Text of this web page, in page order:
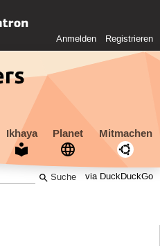
Anmelden Registrieren
Ikhaya Planet Mitmachen
via DuckDuckGo